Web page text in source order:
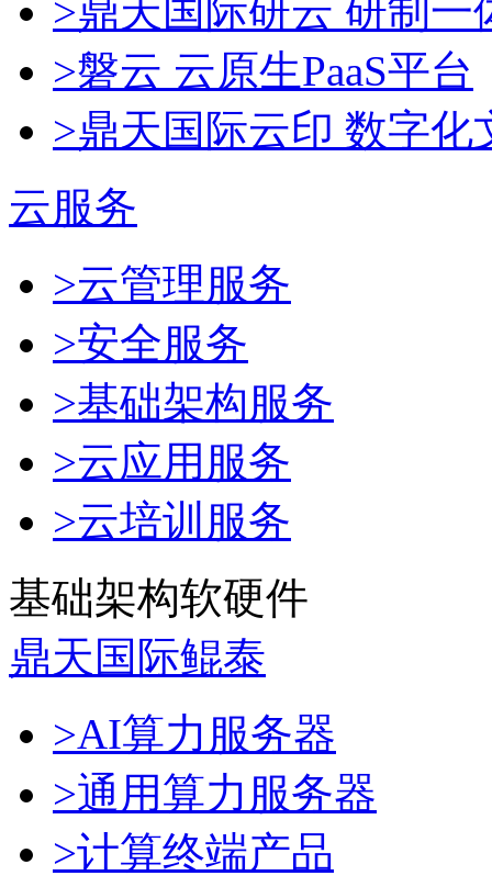
>鼎天国际研云 研制
>磐云 云原生PaaS平台
>鼎天国际云印 数字化
云服务
>云管理服务
>安全服务
>基础架构服务
>云应用服务
>云培训服务
基础架构软硬件
鼎天国际鲲泰
>AI算力服务器
>通用算力服务器
>计算终端产品